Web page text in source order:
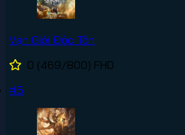
Vạn Giới Độc Tôn
0 (469/800) FHD
#5